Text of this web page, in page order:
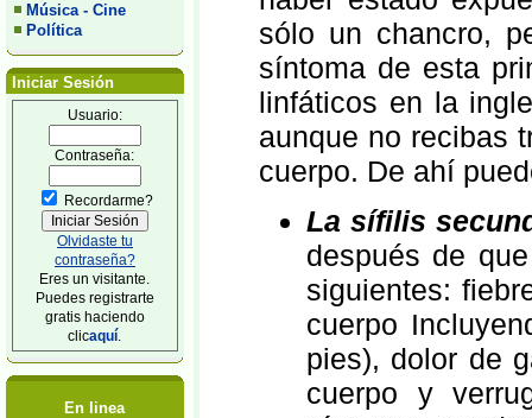
Música - Cine
Política
Iniciar Sesión
Usuario:
Contraseña:
Recordarme?
Olvidaste tu
contraseña?
Eres un visitante.
Puedes registrarte
gratis haciendo
clicaquí
En linea
sólo un chancro,
síntoma de esta
linfáticos en la
aunque no recibas
cuerpo. De ahí
La sífilis
después de
siguientes:
cuerpo
pies), dolor de
cuerpo y